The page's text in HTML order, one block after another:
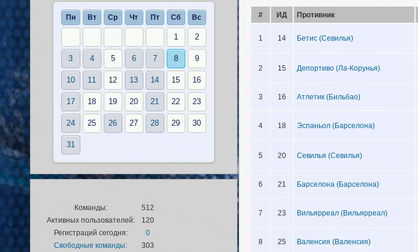
# ИД Противник
1 14 Бетис (Севилья)
2 15 Депортиво (Ла-Корунья)
3 16 Атлетик (Бильбао)
4 18 Эспаньол (Барселона)
5 20 Севилья (Севилья)
6 21 Барселона (Барселона)
7 23 Вильярреал (Вильярреал)
8 25 Валенсия (Валенсия)
Пн Вт Ср Чт Пт Сб Вс
1 2
3 4 5 6 7 8 9
10 11 12 13 14 15 16
17 18 19 20 21 22 23
24 25 26 27 28 29 30
31
Команды:
512
Активных пользователей:
120
Регистраций сегодня:
0
Свободные команды:
303